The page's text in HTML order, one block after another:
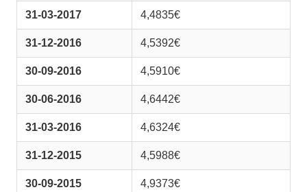
31-03-2017 4,4835€
31-12-2016 4,5392€
30-09-2016 4,5910€
30-06-2016 4,6442€
31-03-2016 4,6324€
31-12-2015 4,5988€
30-09-2015 4,9373€